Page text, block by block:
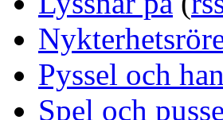
Pyssel och
Spel och